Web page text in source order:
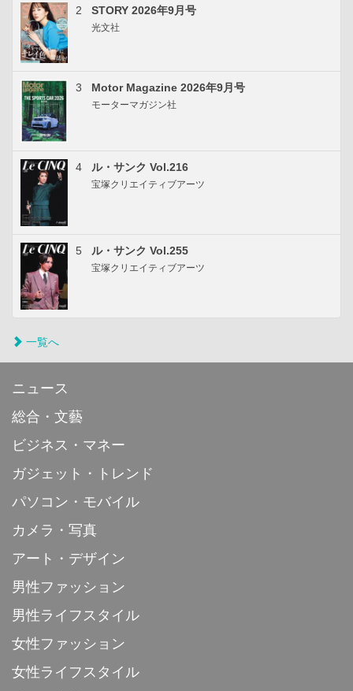
2 STORY 2026年9月号
光文社
3 Motor Magazine 2026年9月号
モーターマガジン社
4 ル・サンク Vol.216
宝塚クリエイティブアーツ
5 ル・サンク Vol.255
宝塚クリエイティブアーツ
一覧へ
ニュース
総合・文藝
ビジネス・マネー
ガジェット・トレンド
パソコン・モバイル
カメラ・写真
アート・デザイン
男性ファッション
男性ライフスタイル
女性ファッション
女性ライフスタイル